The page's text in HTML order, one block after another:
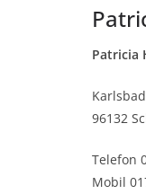
Patricia
96132
Telefon
Mobil